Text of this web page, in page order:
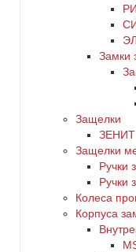
Замки
Защелки
ЗЕНИТ
Защелки
Ручки
Ручки
Колеса
Корпуса